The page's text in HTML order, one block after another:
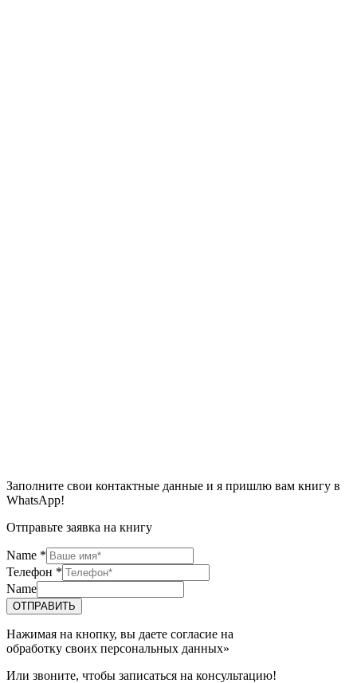
Заполните свои контактные данные и я пришлю вам книгу в
WhatsApp!
Отправьте заявка на книгу
Name *
Телефон *
Name
ОТПРАВИТЬ
Нажимая на кнопку, вы даете согласие на
обработку своих персональных данных»
Или звоните, чтобы записаться на консультацию!